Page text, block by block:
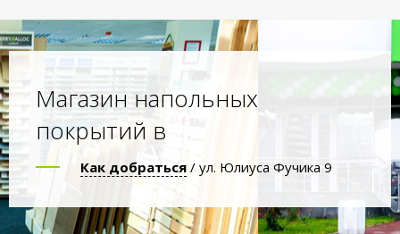
Магазин напольных
покрытий в
Как добраться / ул. Юлиуса Фучика 9